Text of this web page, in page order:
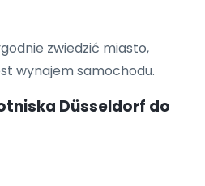
zwiedzić miasto,
wynajem samochodu.
Düsseldorf do